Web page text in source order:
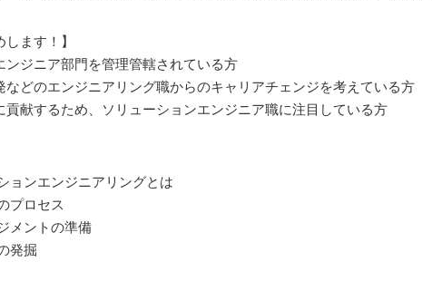
します！】
ンジニア部門を管理管轄されている方
などのエンジニアリング職からのキャリアチェンジを考えている方
貢献するため、ソリューションエンジニア職に注目している方
ョンエンジニアリングとは
プロセス
メントの準備
発掘